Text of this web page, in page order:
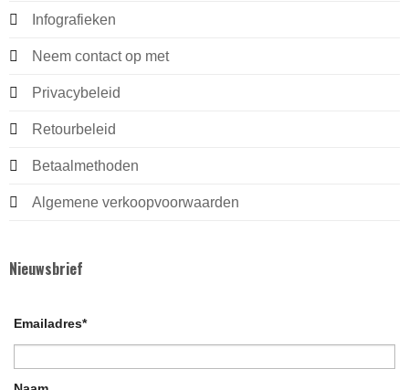
Infografieken
Neem contact op met
Privacybeleid
Retourbeleid
Betaalmethoden
Algemene verkoopvoorwaarden
Nieuwsbrief
Emailadres*